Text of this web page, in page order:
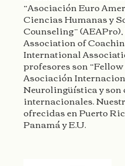
“Asociación Euro
Ciencias Humanas y
Counseling”(
Association of
International
profesores son
Asociación
Neurolingüística y son
internacionales.
ofrecidas en Puerto
Panamá y E.U.